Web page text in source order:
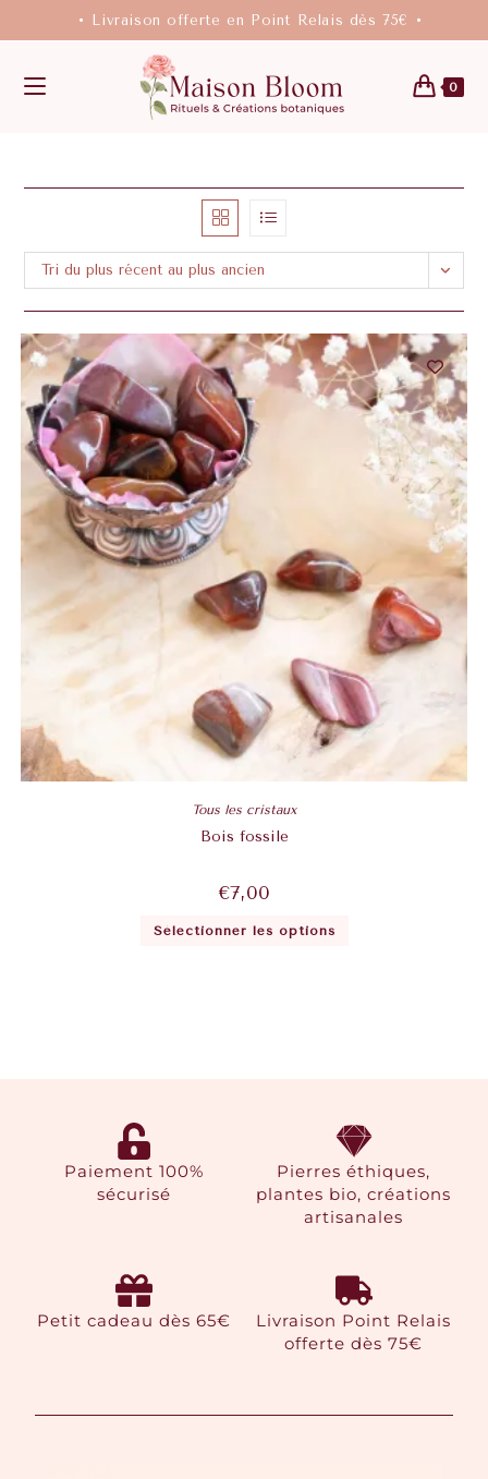
• Livraison offerte en Point Relais dès 75€ •
0
Tri du plus récent au plus ancien
Tous les cristaux
Bois fossile
€7,00
Sélectionner les options
Paiement 100%
sécurisé
Pierres éthiques,
plantes bio, créations
artisanales
Petit cadeau dès 65€
Livraison Point Relais
offerte dès 75€